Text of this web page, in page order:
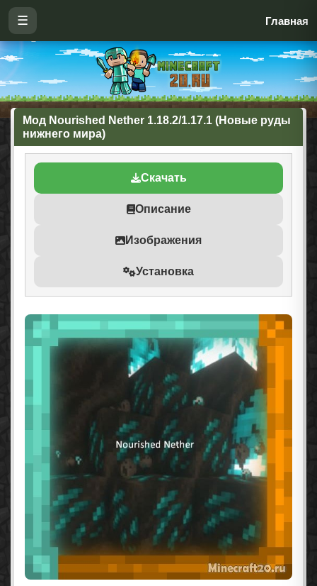
☰ Главная
Мод Nourished Nether 1.18.2/1.17.1 (Новые руды
нижнего мира)
Скачать
Описание
Изображения
Установка